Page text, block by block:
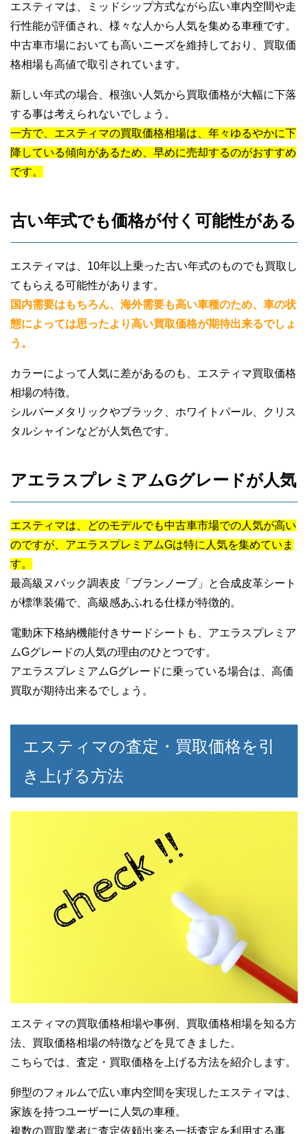
エスティマは、ミッドシップ方式ながら広い車内空間や走
行性能が評価され、様々な人から人気を集める車種です。
中古車市場においても高いニーズを維持しており、買取価
格相場も高値で取引されています。
新しい年式の場合、根強い人気から買取価格が大幅に下落
する事は考えられないでしょう。
一方で、エスティマの買取価格相場は、年々ゆるやかに下
降している傾向があるため、早めに売却するのがおすすめ
です。
古い年式でも価格が付く可能性がある
エスティマは、10年以上乗った古い年式のものでも買取し
てもらえる可能性があります。
国内需要はもちろん、海外需要も高い車種のため、車の状
態によっては思ったより高い買取価格が期待出来るでしょ
う。
カラーによって人気に差があるのも、エスティマ買取価格
相場の特徴。
シルバーメタリックやブラック、ホワイトパール、クリス
タルシャインなどが人気色です。
アエラスプレミアムGグレードが人気
エスティマは、どのモデルでも中古車市場での人気が高い
のですが、アエラスプレミアムGは特に人気を集めていま
す。
最高級ヌバック調表皮「ブランノーブ」と合成皮革シート
が標準装備で、高級感あふれる仕様が特徴的。
電動床下格納機能付きサードシートも、アエラスプレミア
ムGグレードの人気の理由のひとつです。
アエラスプレミアムGグレードに乗っている場合は、高価
買取が期待出来るでしょう。
エスティマの査定・買取価格を引
き上げる方法
エスティマの買取価格相場や事例、買取価格相場を知る方
法、買取価格相場の特徴などを見てきました。
こちらでは、査定・買取価格を上げる方法を紹介します。
卵型のフォルムで広い車内空間を実現したエスティマは、
家族を持つユーザーに人気の車種。
複数の買取業者に査定依頼出来る一括査定を利用する事